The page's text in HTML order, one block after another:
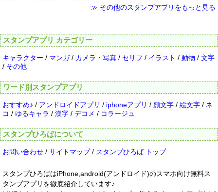
≫ その他のスタンプアプリをもっと見る
スタンプアプリ カテゴリー
キャラクター / マンガ/ カメラ・写真 / セリフ / イラスト / 動物 / 文字
/ その他
ワード別スタンプアプリ
おすすめ♪ / アンドロイドアプリ / iphoneアプリ / 顔文字 / 絵文字 / ネ
コ / ゆるキャラ / 漢字 / デコメ / コラージュ
スタンプひろばについて
お問い合わせ / サイトマップ/ スタンプひろば トップ
スタンプひろばはiPhone,android(アンドロイド)のスマホ向け無料ス
タンプアプリを徹底紹介しています♪